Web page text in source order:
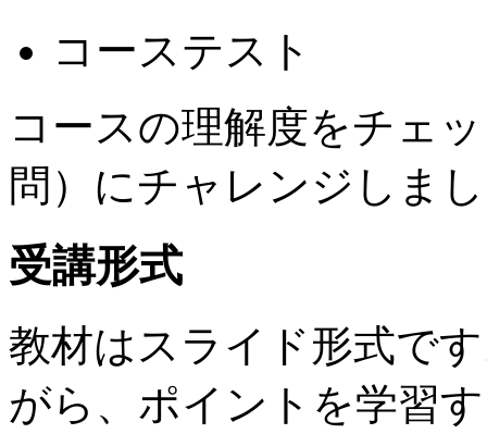
コーステスト
コースの理解度をチェ
問）にチャレンジしま
受講形式
教材はスライド形式で
がら、ポイントを学習